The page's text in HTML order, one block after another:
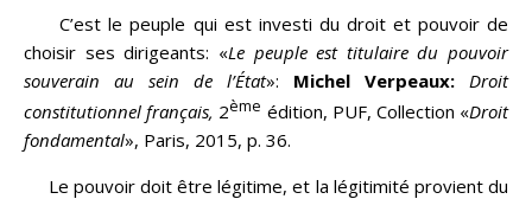
C’est le peuple qui est investi du droit et pouvoir de
choisir ses dirigeants: «Le peuple est titulaire du pouvoir
souverain au sein de l’État»: Michel Verpeaux: Droit
constitutionnel français, 2ème édition, PUF, Collection «Droit
fondamental», Paris, 2015, p. 36.
Le pouvoir doit être légitime, et la légitimité provient du